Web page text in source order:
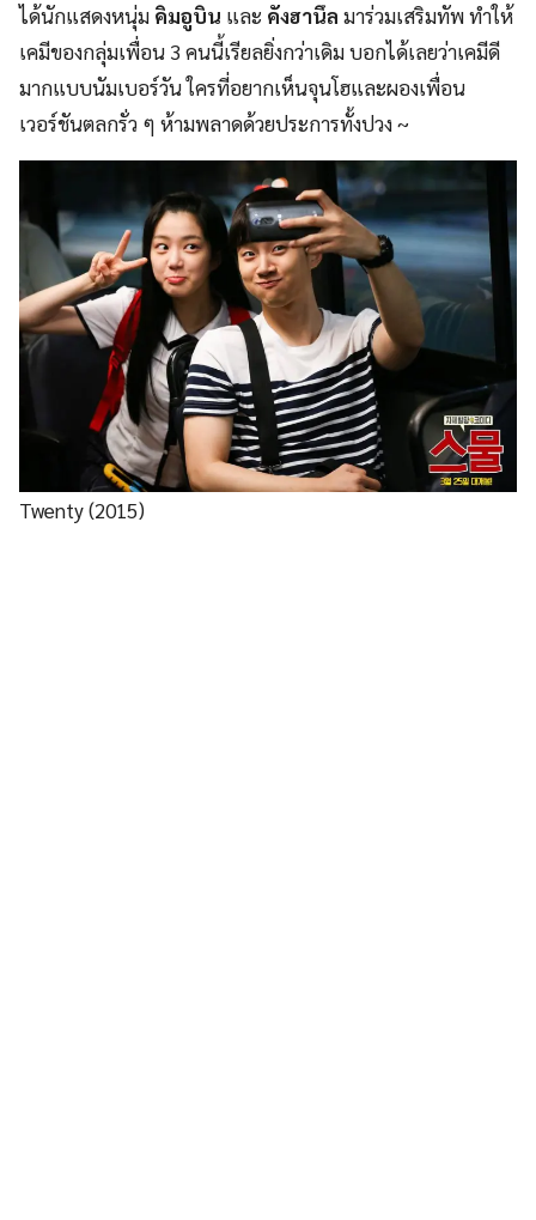
ได้นักแสดงหนุ่ม คิมอูบิน และ คังฮานึล มาร่วมเสริมทัพ ทำให้
เคมีของกลุ่มเพื่อน 3 คนนี้เรียลยิ่งกว่าเดิม บอกได้เลยว่าเคมีดี
มากแบบนัมเบอร์วัน ใครที่อยากเห็นจุนโฮและผองเพื่อน
เวอร์ชันตลกรั่ว ๆ ห้ามพลาดด้วยประการทั้งปวง ~
Twenty (2015)